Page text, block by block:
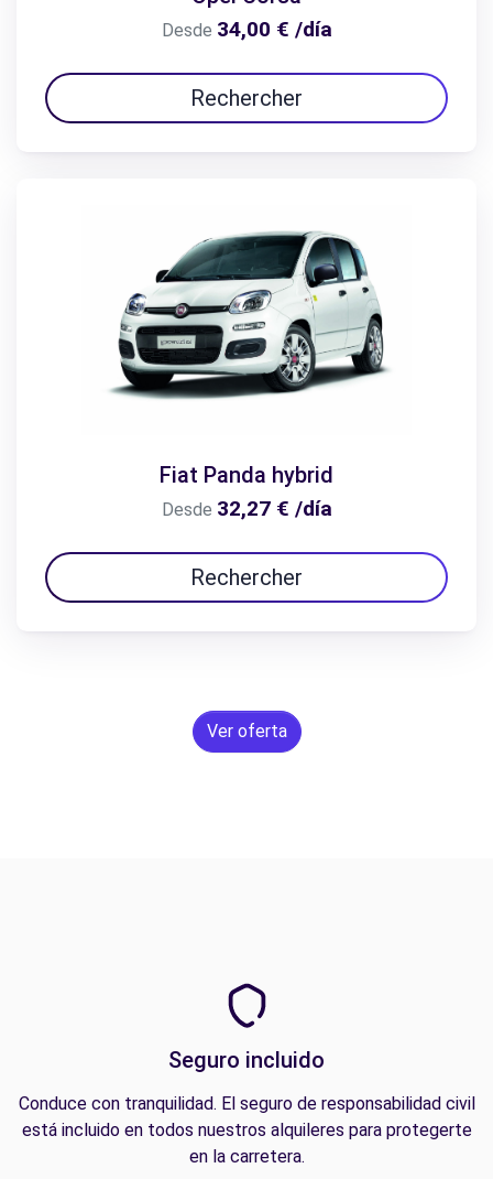
Desde 34,00 € /día
Rechercher
Fiat Panda hybrid
Desde 32,27 € /día
Rechercher
Ver oferta
Seguro incluido
Conduce con tranquilidad. El seguro de responsabilidad civil
está incluido en todos nuestros alquileres para protegerte
en la carretera.